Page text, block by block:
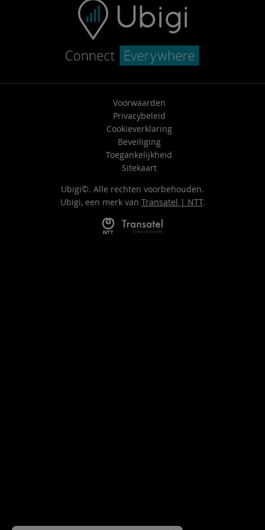
Voorwaarden
Privacybeleid
Cookieverklaring
Beveiliging
Toegankelijkheid
Sitekaart
Ubigi©. Alle rechten voorbehouden.
Ubigi, een merk van Transatel | NTT.